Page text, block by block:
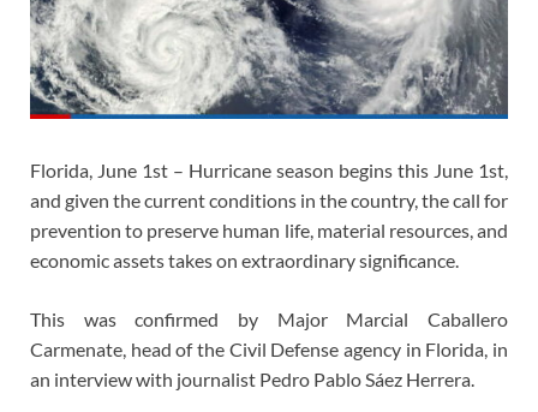
Florida, June 1st – Hurricane season begins this June 1st,
and given the current conditions in the country, the call for
prevention to preserve human life, material resources, and
economic assets takes on extraordinary significance.
This was confirmed by Major Marcial Caballero
Carmenate, head of the Civil Defense agency in Florida, in
an interview with journalist Pedro Pablo Sáez Herrera.